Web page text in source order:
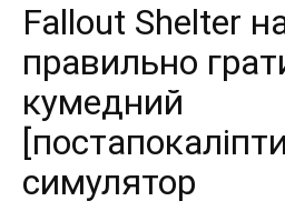
Fallout Shelter
правильно
кумедний
симулятор